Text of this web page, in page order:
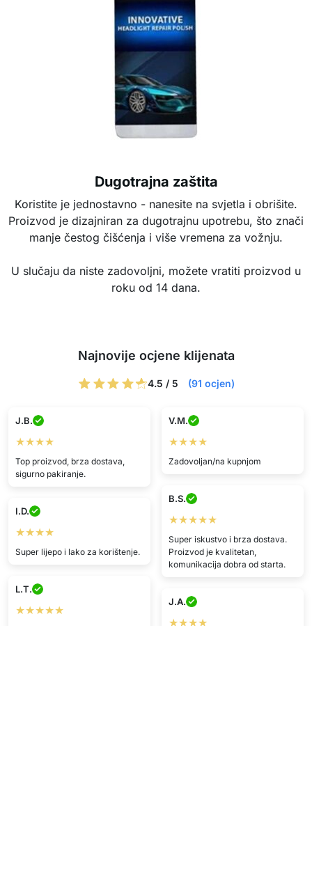
Dugotrajna zaštita
Koristite je jednostavno - nanesite na svjetla i obrišite.
Proizvod je dizajniran za dugotrajnu upotrebu, što znači
manje čestog čišćenja i više vremena za vožnju.
U slučaju da niste zadovoljni, možete vratiti proizvod u
roku od 14 dana.
Najnovije ocjene klijenata
4.5 / 5 (91 ocjen)
J.B.
★★★★
Top proizvod, brza dostava,
sigurno pakiranje.
V.M.
★★★★
Zadovoljan/na kupnjom
B.S.
★★★★★
Super iskustvo i brza dostava.
Proizvod je kvalitetan,
komunikacija dobra od starta.
I.D.
★★★★
Super lijepo i lako za korištenje.
L.T.
★★★★★
J.A.
★★★★